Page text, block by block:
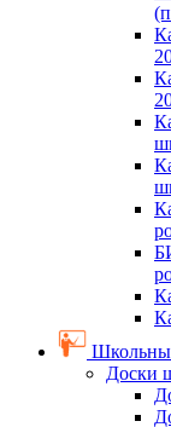
Доски